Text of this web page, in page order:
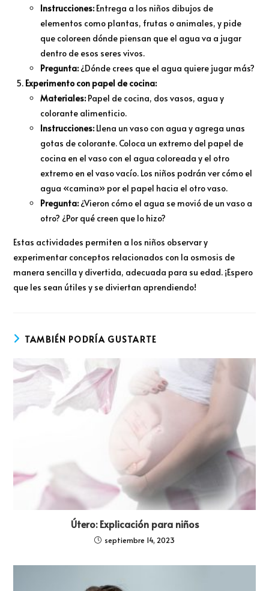
Instrucciones: Entrega a los niños dibujos de
elementos como plantas, frutas o animales, y pide
que coloreen dónde piensan que el agua va a jugar
dentro de esos seres vivos.
Pregunta: ¿Dónde crees que el agua quiere jugar más?
Experimento con papel de cocina:
Materiales: Papel de cocina, dos vasos, agua y
colorante alimenticio.
Instrucciones: Llena un vaso con agua y agrega unas
gotas de colorante. Coloca un extremo del papel de
cocina en el vaso con el agua coloreada y el otro
extremo en el vaso vacío. Los niños podrán ver cómo el
agua «camina» por el papel hacia el otro vaso.
Pregunta: ¿Vieron cómo el agua se movió de un vaso a
otro? ¿Por qué creen que lo hizo?
Estas actividades permiten a los niños observar y
experimentar conceptos relacionados con la osmosis de
manera sencilla y divertida, adecuada para su edad. ¡Espero
que les sean útiles y se diviertan aprendiendo!
TAMBIÉN PODRÍA GUSTARTE
Útero: Explicación para niños
septiembre 14, 2023